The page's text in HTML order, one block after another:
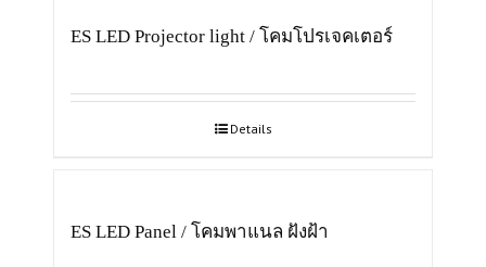
ES LED Projector light / โคมโปรเจคเตอร์
Details
ES LED Panel / โคมพาแนล ฝังฝ้า